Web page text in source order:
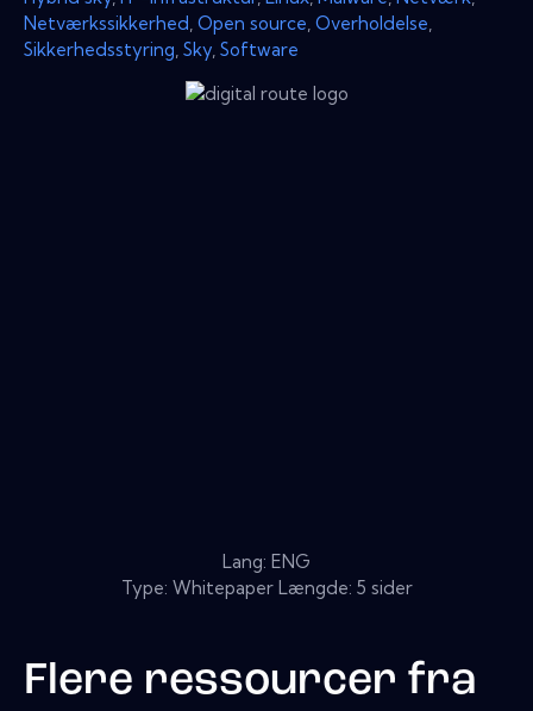
Netværkssikkerhed Open source Overholdelse
Sikkerhedsstyring Sky Software
Lang: ENG
Type: Whitepaper Længde: 5 sider
Flere ressourcer fra